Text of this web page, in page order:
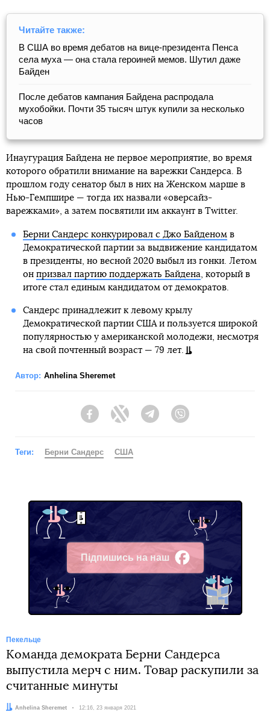
Читайте также:
В США во время дебатов на вице-президента Пенса
села муха — она стала героиней мемов. Шутил даже
Байден
После дебатов кампания Байдена распродала
мухобойки. Почти 35 тысяч штук купили за несколько
часов
Инаугурация Байдена не первое мероприятие, во время
которого обратили внимание на варежки Сандерса. В
прошлом году сенатор был в них на Женском марше в
Нью-Гемпшире — тогда их назвали «оверсайз-
варежками», а затем посвятили им аккаунт в Twitter.
Берни Сандерс конкурировал с Джо Байденомв
Демократической партии за выдвижение кандидатом
в президенты, но весной 2020 выбыл из гонки. Летом
он призвал партию поддержать Байдена, который в
итоге стал единым кандидатом от демократов.
Сандерс принадлежит к левому крылу
Демократической партии США и пользуется широкой
популярностью у американской молодежи, несмотря
на свой почтенный возраст — 79 лет.
Автор: Anhelina Sheremet
FacebookTwitter Telegram
Теги: Берни Сандерс США
Підпишись на наш
Facebook
Пекельце
Команда демократа Берни Сандерса
выпустила мерч с ним. Товар раскупили за
считанные минуты
Автор:
Anhelina Sheremet Дата:
12:16, 23 января 2021